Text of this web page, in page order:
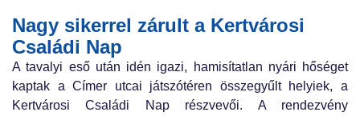
Nagy sikerrel zárult a Kertvárosi
Családi Nap
A tavalyi eső után idén igazi, hamisítatlan nyári hőséget
kaptak a Címer utcai játszótéren összegyűlt helyiek, a
Kertvárosi Családi Nap részvevői. A rendezvény